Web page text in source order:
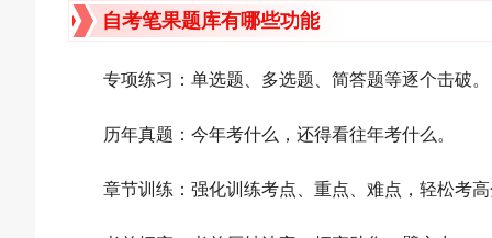
自考笔果题库有哪些功能
专项练习：单选题、多选题、简答题等逐个击破。
历年真题：今年考什么，还得看往年考什么。
章节训练：强化训练考点、重点、难点，轻松考